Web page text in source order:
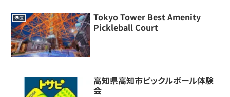
港区
Tokyo Tower Best Amenity
Pickleball Court
高知県高知市ピックルボール体験
会